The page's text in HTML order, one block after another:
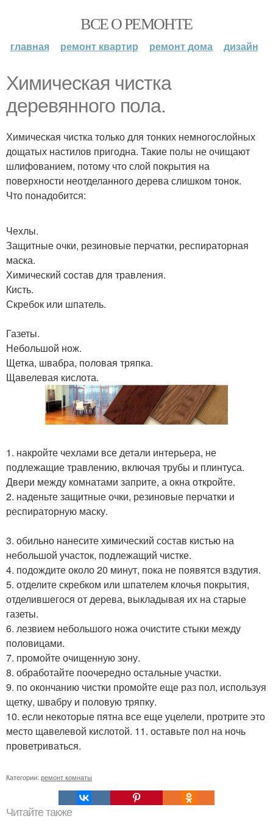
ВСЕ О РЕМОНТЕ
главная ремонт квартир ремонт дома дизайн
Химическая чистка
деревянного пола.
Химическая чистка только для тонких немногослойных
дощатых настилов пригодна. Такие полы не очищают
шлифованием, потому что слой покрытия на
поверхности неотделанного дерева слишком тонок.
Что понадобится:
Чехлы.
Защитные очки, резиновые перчатки, респираторная
маска.
Химический состав для травления.
Кисть.
Скребок или шпатель.
Газеты.
Небольшой нож.
Щетка, швабра, половая тряпка.
Щавелевая кислота.
1. накройте чехлами все детали интерьера, не
подлежащие травлению, включая трубы и плинтуса.
Двери между комнатами заприте, а окна откройте.
2. наденьте защитные очки, резиновые перчатки и
респираторную маску.
3. обильно нанесите химический состав кистью на
небольшой участок, подлежащий чистке.
4. подождите около 20 минут, пока не появятся вздутия.
5. отделите скребком или шпателем клочья покрытия,
отделившегося от дерева, выкладывая их на старые
газеты.
6. лезвием небольшого ножа очистите стыки между
половицами.
7. промойте очищенную зону.
8. обработайте поочередно остальные участки.
9. по окончанию чистки промойте еще раз пол, используя
щетку, швабру и половую тряпку.
10. если некоторые пятна все еще уцелели, протрите это
место щавелевой кислотой. 11. оставьте пол на ночь
проветриваться.
Категории: ремонт комнаты
Читайте также